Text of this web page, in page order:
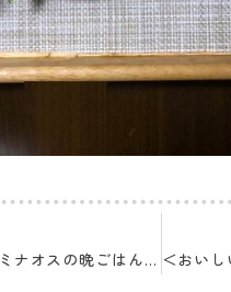
＜おいしいの声だより＞～ミナオスの晩ごはんより～